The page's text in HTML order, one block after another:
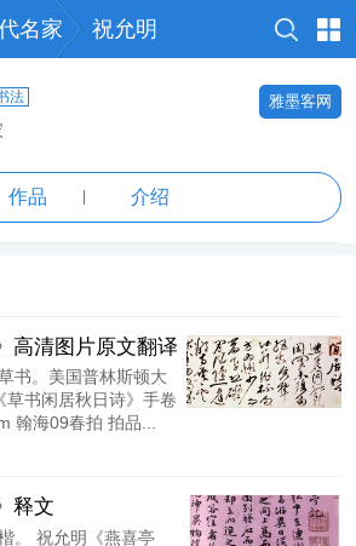
名家 祝允明
法
作品 介绍
雅墨客网
高清图片原文翻译
书。美国普林斯顿大
书闲居秋日诗》手卷
翰海09春拍 拍品...
释文
。 祝允明《燕喜亭